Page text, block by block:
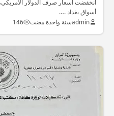
انخفضت أسعار صرف الدولار الأمريكي،
أسواق بغداد .…
adminسنة واحدة مضت 146